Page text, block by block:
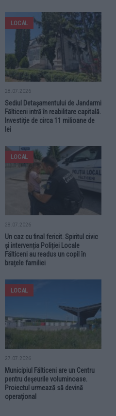
LOCAL
28.07.2026
Sediul Detașamentului de Jandarmi
Fălticeni intră în reabilitare capitală.
Investiție de circa 11 milioane de
lei
LOCAL
28.07.2026
Un caz cu final fericit. Spiritul civic
și intervenția Poliției Locale
Fălticeni au readus un copil în
brațele familiei
LOCAL
27.07.2026
Municipiul Fălticeni are un Centru
pentru deșeurile voluminoase.
Proiectul urmează să devină
operațional